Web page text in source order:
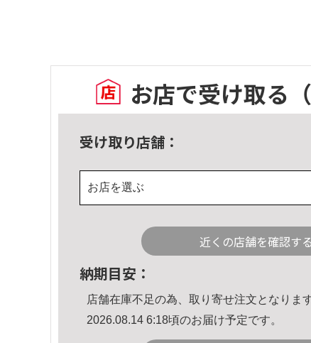
お店で受け取る
受け取り店舗：
お店を選ぶ
近くの店舗を確認する
納期目安：
店舗在庫不足の為、取り寄せ注文となります
2026.08.14 6:18頃のお届け予定です。